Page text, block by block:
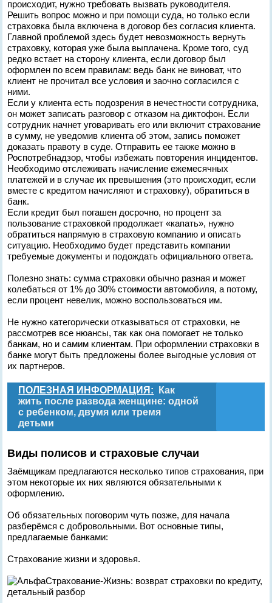
происходит, нужно требовать вызвать руководителя.
Решить вопрос можно и при помощи суда, но только если
страховка была включена в договор без согласия клиента.
Главной проблемой здесь будет невозможность вернуть
страховку, которая уже была выплачена. Кроме того, суд
редко встает на сторону клиента, если договор был
оформлен по всем правилам: ведь банк не виноват, что
клиент не прочитал все условия и заочно согласился с
ними.
Если у клиента есть подозрения в нечестности сотрудника,
он может записать разговор с отказом на диктофон. Если
сотрудник начнет уговаривать его или включит страхование
в сумму, не уведомив клиента об этом, запись поможет
доказать правоту в суде. Отправить ее также можно в
Роспотребнадзор, чтобы избежать повторения инцидентов.
Необходимо отслеживать начисление ежемесячных
платежей и в случае их превышения (это происходит, если
вместе с кредитом начисляют и страховку), обратиться в
банк.
Если кредит был погашен досрочно, но процент за
пользование страховкой продолжает «капать», нужно
обратиться напрямую в страховую компанию и описать
ситуацию. Необходимо будет представить компании
требуемые документы и подождать официального ответа.
Полезно знать: сумма страховки обычно разная и может
колебаться от 1% до 30% стоимости автомобиля, а потому,
если процент невелик, можно воспользоваться им.
Не нужно категорически отказываться от страховки, не
рассмотрев все нюансы, так как она помогает не только
банкам, но и самим клиентам. При оформлении страховки в
банке могут быть предложены более выгодные условия от
их партнеров.
ПОЛЕЗНАЯ ИНФОРМАЦИЯ:
Как
жить после развода женщине: одной
с ребенком, двумя или тремя
детьми
Виды полисов и страховые случаи
Заёмщикам предлагаются несколько типов страхования, при
этом некоторые их них являются обязательными к
оформлению.
Об обязательных поговорим чуть позже, для начала
разберёмся с добровольными. Вот основные типы,
предлагаемые банками:
Страхование жизни и здоровья.